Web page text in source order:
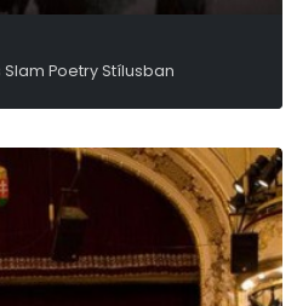
Poetry Stílusban